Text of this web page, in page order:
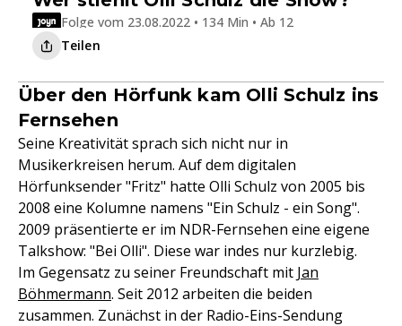
Folge vom 23.08.2022 • 134 Min • Ab 12
Teilen
Über den Hörfunk kam Olli Schulz ins
Fernsehen
Seine Kreativität sprach sich nicht nur in
Musikerkreisen herum. Auf dem digitalen
Hörfunksender "Fritz" hatte Olli Schulz von 2005 bis
2008 eine Kolumne namens "Ein Schulz - ein Song".
2009 präsentierte er im NDR-Fernsehen eine eigene
Talkshow: "Bei Olli". Diese war indes nur kurzlebig.
Im Gegensatz zu seiner Freundschaft mit Jan
Böhmermann. Seit 2012 arbeiten die beiden
zusammen. Zunächst in der Radio-Eins-Sendung